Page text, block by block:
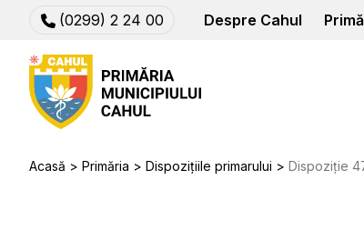
(0299) 2 24 00 Despre Cahul
Acasă Primăria Dispozițiile primarului Dispoziție 47